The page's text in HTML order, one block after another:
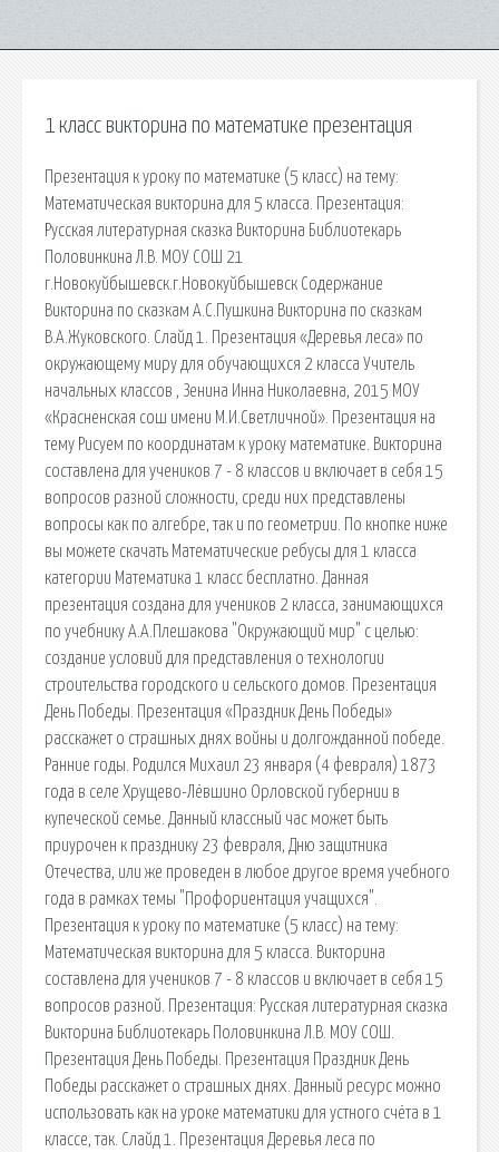
1 класс викторина по математике презентация
Презентация к уроку по математике (5 класс) на тему:
Математическая викторина для 5 класса. Презентация:
Русская литературная сказка Викторина Библиотекарь
Половинкина Л.В. МОУ СОШ 21
г.Новокуйбышевск.г.Новокуйбышевск Содержание
Викторина по сказкам А.С.Пушкина Викторина по сказкам
В.А.Жуковского. Слайд 1. Презентация «Деревья леса» по
окружающему миру для обучающихся 2 класса Учитель
начальных классов , Зенина Инна Николаевна, 2015 МОУ
«Красненская сош имени М.И.Светличной». Презентация на
тему Рисуем по координатам к уроку математике. Викторина
составлена для учеников 7 - 8 классов и включает в себя 15
вопросов разной сложности, среди них представлены
вопросы как по алгебре, так и по геометрии. По кнопке ниже
вы можете скачать Математические ребусы для 1 класса
категории Математика 1 класс бесплатно. Данная
презентация создана для учеников 2 класса, занимающихся
по учебнику А.А.Плешакова "Окружающий мир" с целью:
создание условий для представления о технологии
строительства городского и сельского домов. Презентация
День Победы. Презентация «Праздник День Победы»
расскажет о страшных днях войны и долгожданной победе.
Ранние годы. Родился Михаил 23 января (4 февраля) 1873
года в селе Хрущево-Лёвшино Орловской губернии в
купеческой семье. Данный классный час может быть
приурочен к празднику 23 февраля, Дню защитника
Отечества, или же проведен в любое другое время учебного
года в рамках темы "Профориентация учащихся".
Презентация к уроку по математике (5 класс) на тему:
Математическая викторина для 5 класса. Викторина
составлена для учеников 7 - 8 классов и включает в себя 15
вопросов разной. Презентация: Русская литературная сказка
Викторина Библиотекарь Половинкина Л.В. МОУ СОШ.
Презентация День Победы. Презентация Праздник День
Победы расскажет о страшных днях. Данный ресурс можно
использовать как на уроке математики для устного счёта в 1
классе, так. Слайд 1. Презентация Деревья леса по